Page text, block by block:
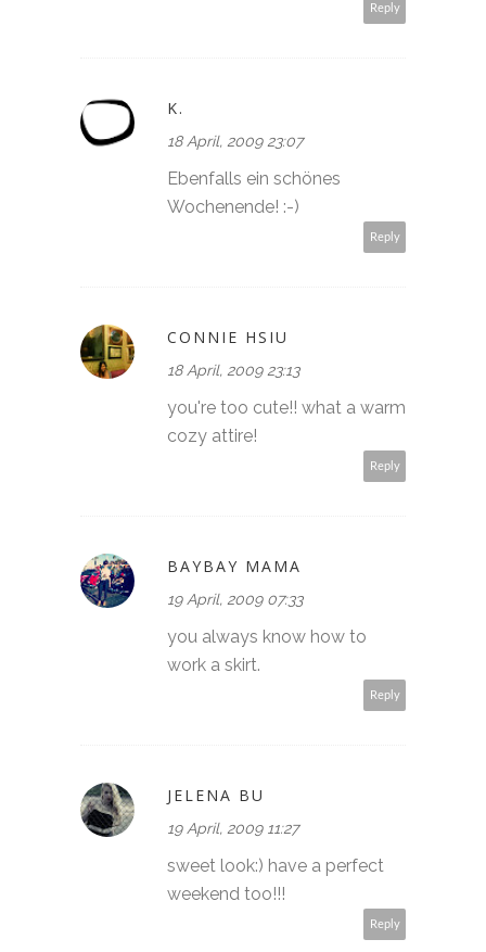
Reply
K.
18 April, 2009 23:07
Ebenfalls ein schönes
Wochenende! :-)
Reply
CONNIE HSIU
18 April, 2009 23:13
you're too cute!! what a warm
cozy attire!
Reply
BAYBAY MAMA
19 April, 2009 07:33
you always know how to
work a skirt.
Reply
JELENA BU
19 April, 2009 11:27
sweet look:) have a perfect
weekend too!!!
Reply